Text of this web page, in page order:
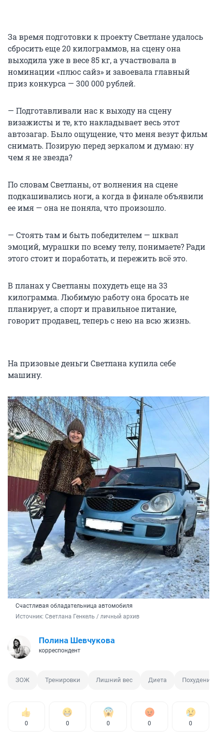
За время подготовки к проекту Светлане удалось
сбросить еще 20 килограммов, на сцену она
выходила уже в весе 85 кг, а участвовала в
номинации «плюс сайз» и завоевала главный
приз конкурса — 300 000 рублей.
— Подготавливали нас к выходу на сцену
визажисты и те, кто накладывает весь этот
автозагар. Было ощущение, что меня везут фильм
снимать. Позирую перед зеркалом и думаю: ну
чем я не звезда?
По словам Светланы, от волнения на сцене
подкашивались ноги, а когда в финале объявили
ее имя — она не поняла, что произошло.
— Стоять там и быть победителем — шквал
эмоций, мурашки по всему телу, понимаете? Ради
этого стоит и поработать, и пережить всё это.
В планах у Светланы похудеть еще на 33
килограмма. Любимую работу она бросать не
планирует, а спорт и правильное питание,
говорит продавец, теперь с нею на всю жизнь.
На призовые деньги Светлана купила себе
машину.
Счастливая обладательница автомобиля
Источник: Светлана Генкель / личный архив
Полина Шевчукова
корреспондент
ЗОЖ Тренировки Лишний вес Диета Похудение
0 0 0 0 0